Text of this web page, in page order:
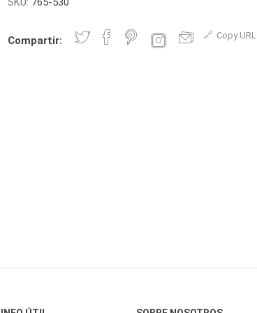
Compartir: Copy URL